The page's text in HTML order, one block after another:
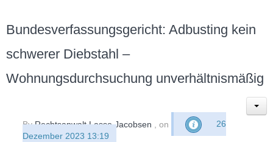
Bundesverfassungsgericht: Adbusting kein
schwerer Diebstahl –
Wohnungsdurchsuchung unverhältnismäßig
ByRechtsanwalt Lasse Jacobsen , on
26
Dezember 2023 13:19